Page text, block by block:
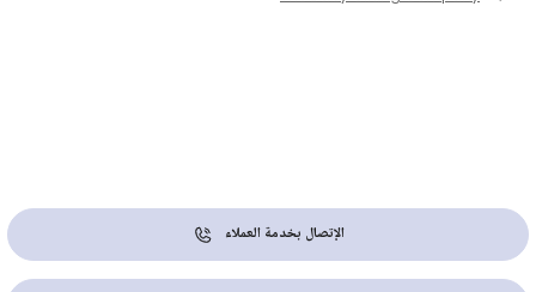
الإتصال بخدمة العملاء